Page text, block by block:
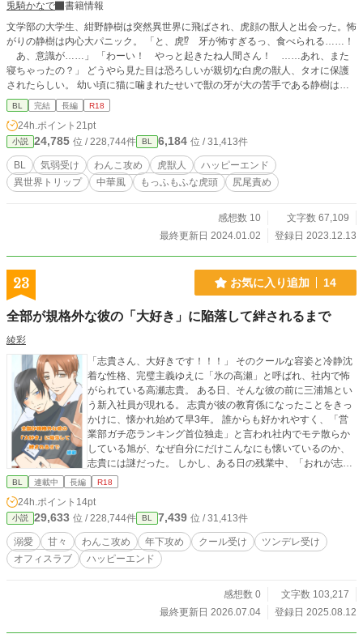
兎騎かなで
書籍情報
文学部の大学生、紺野静樹は突然異世界に飛ばされ、虎顔の獣人と出会った。怖
がりの静樹は内心大パニック。 「と、虎⁉︎ 牙が怖すぎるっ、食べられる……！
あ、意識が……」 「わーい！ やっと起きたね人間さん！ ……あれ、また
寝ちゃったの？」 どうやら見た目は恐ろしいが親切な白虎の獣人、タオに保護
されたらしい。 幼い頃に猫に噛まれたせいで獣の牙が大の苦手である静樹は、
彼の一挙一動にびくびくと怯えてしまう。 そんな中、タオは静樹を番にしたい
と迫ってきて……？ 「シズキってかわいくっていい匂いだね、大好きだよ！
番になってほしいなあ」 「嫌です無理です、死んじゃいます……っ！」 無邪気
BL 完結 長編 R18
24h.ポイント 21pt
小説 24,785 位 / 228,744件 BL 6,184 位 / 31,413件
BL 気弱受け わんこ攻め 虎獣人
ハッピーエンド
異世界トリップ
中華風 もっふもふな虎頭 尻尾責め
感想数 10
文字数 67,109
最終更新日 2024.01.02
登録日 2023.12.13
23 お気に入り追加 14
全部が規格外な彼の「大好き」に陥落して絆されるまで
綾彩
「志貴さん、大好きです！！！」 そのクールな容姿と冷静沈
着な性格、完璧主義ゆえに「氷の高瀬」と呼ばれ、社内で怖
がられている高瀬志貴。 ある日、そんな彼の前に三浦旭とい
う新入社員が現れる。 志貴が彼の教育係になったことをきっ
かけに、懐かれ始めて早3年。 誰からも好かれやすく、「営
業部ガチ恋ランキング首位独走」と言われ社内でモテ散らか
している旭が、なぜ自分にだけこんなにも懐いているのか、
志貴には謎だった。 しかし、ある日の残業中、「おれが志貴
さんを好きだから」と旭に告白されてしまい—— 「こっちは
の大きさも規格外！ 人懐っこすぎる後輩と、 そんな彼に「大
好き！」をぶつけられる、 クールで素直になれない先輩のじ
れじれオフィスラブ。
BL 連載中 長編 R18
24h.ポイント 14pt
小説 29,633 位 / 228,744件 BL 7,439 位 / 31,413件
溺愛 甘々 わんこ攻め 年下攻め クール受け
ツンデレ受け
オフィスラブ
ハッピーエンド
感想数 0
文字数 103,217
最終更新日 2026.07.04
登録日 2025.08.12